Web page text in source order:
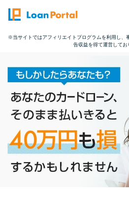
トップページ
おすすめコンテンツ
総合人気ラ
とにかくす
バレずに借り
※当サイトではアフィリエイトプログラムを利用し、
告収益を得て運営してお